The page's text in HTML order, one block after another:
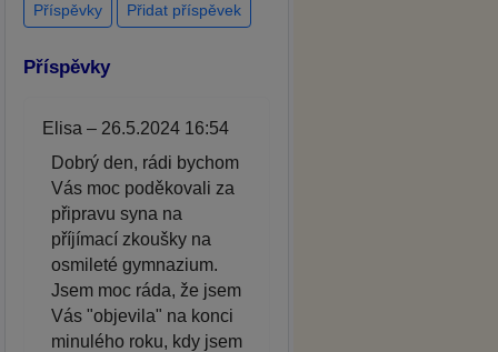
Příspěvky Přidat příspěvek
Příspěvky
Elisa – 26.5.2024 16:54
Dobrý den, rádi bychom
Vás moc poděkovali za
připravu syna na
příjímací zkoušky na
osmileté gymnazium.
Jsem moc ráda, že jsem
Vás "objevila" na konci
minulého roku, kdy jsem